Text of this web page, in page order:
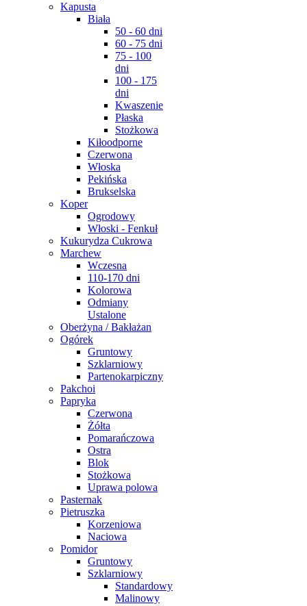
Kapusta
Biała
50 - 60 dni
60 - 75 dni
75 - 100
dni
100 - 175
dni
Kwaszenie
Płaska
Stożkowa
Kiłoodporne
Czerwona
Włoska
Pekińska
Brukselska
Koper
Ogrodowy
Włoski - Fenkuł
Kukurydza Cukrowa
Marchew
Wczesna
110-170 dni
Kolorowa
Odmiany
Ustalone
Oberżyna / Bakłażan
Ogórek
Gruntowy
Szklarniowy
Partenokarpiczny
Pakchoi
Papryka
Czerwona
Żółta
Pomarańczowa
Ostra
Blok
Stożkowa
Uprawa polowa
Pasternak
Pietruszka
Korzeniowa
Naciowa
Pomidor
Gruntowy
Szklarniowy
Standardowy
Malinowy